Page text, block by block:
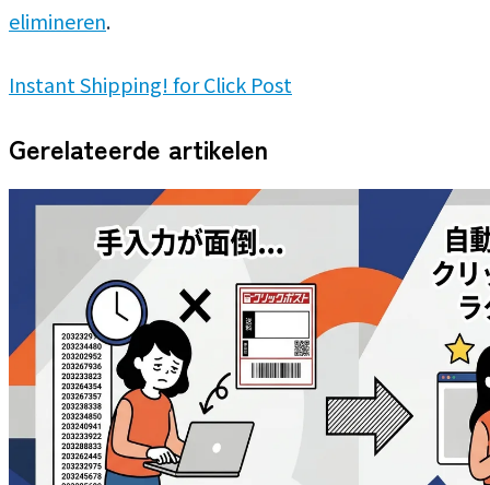
elimineren.
Instant Shipping! for Click Post
Gerelateerde artikelen